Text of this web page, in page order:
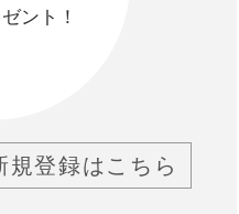
ント！
規登録はこちら